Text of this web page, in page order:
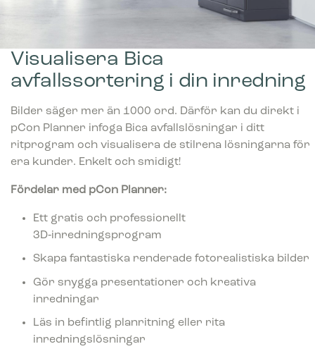
Visualisera Bica
avfallssortering i din inredning
Bilder säger mer än 1000 ord. Därför kan du direkt i
pCon Planner infoga Bica avfallslösningar i ditt
ritprogram och visualisera de stilrena lösningarna för
era kunder. Enkelt och smidigt!
Fördelar med pCon Planner:
Ett gratis och professionellt
3D‑inredningsprogram
Skapa fantastiska renderade fotorealistiska bilder
Gör snygga presentationer och kreativa
inredningar
Läs in befintlig planritning eller rita
inredningslösningar